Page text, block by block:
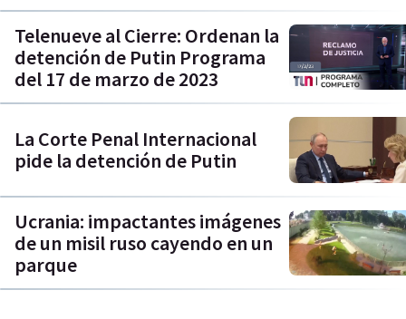
Telenueve al Cierre: Ordenan la
detención de Putin Programa
del 17 de marzo de 2023
La Corte Penal Internacional
pide la detención de Putin
Ucrania: impactantes imágenes
de un misil ruso cayendo en un
parque